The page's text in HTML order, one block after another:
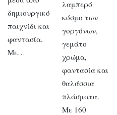
δημιουργικό
παιχνίδι και
φαντασία.
Με…
λαμπερό
κόσμο των
γοργόνων,
γεμάτο
χρώμα,
φαντασία και
θαλάσσια
πλάσματα.
Με 160